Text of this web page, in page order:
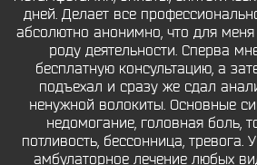
дней. Делает все
абсолютно анонимно, что для
роду деятельности. Сперва
бесплатную консультацию, а
подъехал и сразу же сдал
ненужной волокиты. Основные
недомогание, головная боль,
потливость, бессонница,
амбулаторное лечение любых